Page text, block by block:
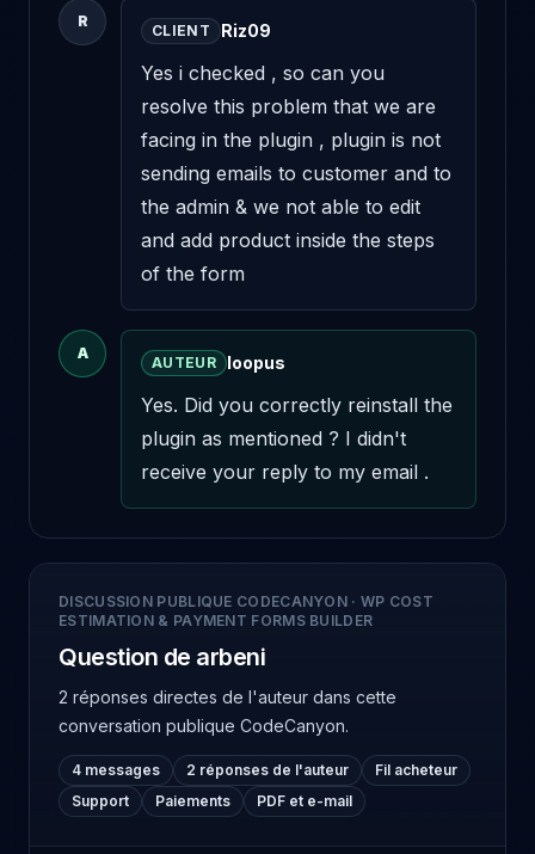
R
CLIENT Riz09
Yes i checked , so can you
resolve this problem that we are
facing in the plugin , plugin is not
sending emails to customer and to
the admin & we not able to edit
and add product inside the steps
of the form
A
AUTEUR loopus
Yes. Did you correctly reinstall the
plugin as mentioned ? I didn't
receive your reply to my email .
DISCUSSION PUBLIQUE CODECANYON · WP COST
ESTIMATION & PAYMENT FORMS BUILDER
Question de arbeni
2 réponses directes de l'auteur dans cette
conversation publique CodeCanyon.
4 messages 2 réponses de l'auteur
Fil acheteur
Support
Paiements PDF et e-mail